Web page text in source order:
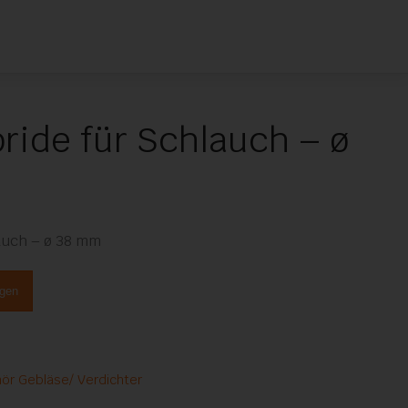
für Schlauch – ø
– ø 38 mm
Gebläse/ Verdichter